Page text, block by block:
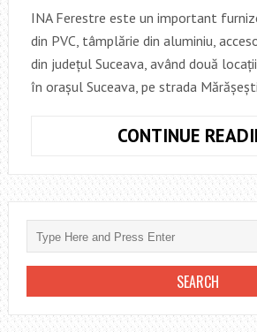
INA Ferestre este un important
din PVC, tâmplărie din aluminiu,
din județul Suceava, având două
în orașul Suceava, pe strada
CONTINUE